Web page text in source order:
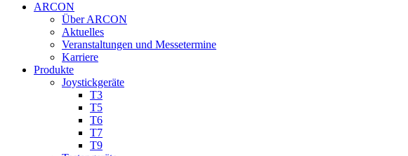
ARCON
Über ARCON
Aktuelles
Veranstaltungen und Messetermine
Karriere
Produkte
Joystickgeräte
T3
T5
T6
T7
T9